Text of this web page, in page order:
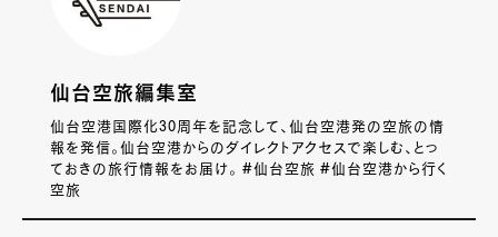
仙台空旅編集室
仙台空港国際化30周年を記念して、仙台空港発の空旅の情
報を発信。仙台空港からのダイレクトアクセスで楽しむ、とっ
ておきの旅行情報をお届け。 #仙台空旅 #仙台空港から行く
空旅